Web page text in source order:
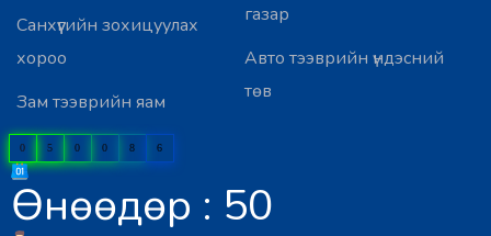
Санхүүгийн зохицуулах
хороо
Зам тээврийн яам
газар
Авто тээврийн үндэсний
төв
0 5 0 0 8 6
Өнөөдөр : 50